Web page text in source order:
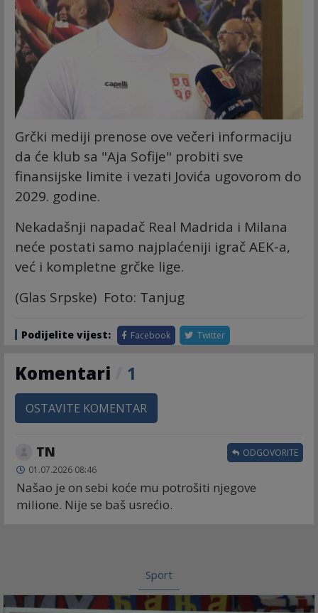
Grčki mediji prenose ove večeri informaciju
da će klub sa "Aja Sofije" probiti sve
finansijske limite i vezati Jovića ugovorom do
2029. godine.
Nekadašnji napadač Real Madrida i Milana
neće postati samo najplaćeniji igrač AEK-a,
već i kompletne grčke lige.
(Glas Srpske) Foto: Tanjug
Podijelite vijest: Facebook Twitter
Komentari 1
OSTAVITE KOMENTAR
TN
01.07.2026 08:46
Našao je on sebi koće mu potrošiti njegove
milione. Nije se baš usrećio.
ODGOVORITE
Sport